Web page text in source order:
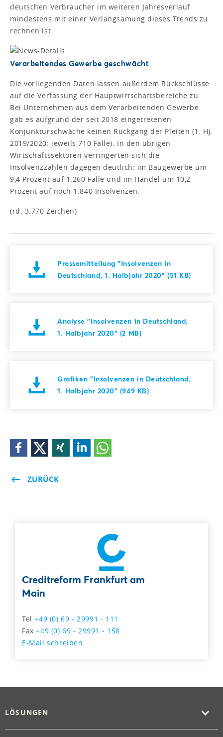
deutschen Verbraucher im weiteren Jahresverlauf
mindestens mit einer Verlangsamung dieses Trends zu
rechnen ist.
Verarbeitendes Gewerbe geschwächt
Die vorliegenden Daten lassen außerdem Rückschlüsse
auf die Verfassung der Hauptwirtschaftsbereiche zu:
Bei Unternehmen aus dem Verarbeitenden Gewerbe
gab es aufgrund der seit 2018 eingetretenen
Konjunkturschwäche keinen Rückgang der Pleiten (1. Hj.
2019/2020: jeweils 710 Fälle). In den übrigen
Wirtschaftssektoren verringerten sich die
Insolvenzzahlen dagegen deutlich: im Baugewerbe um
9,4 Prozent auf 1.260 Fälle und im Handel um 10,2
Prozent auf noch 1.840 Insolvenzen.
(rd. 3.770 Zeichen)
Pressemitteilung "Insolvenzen in
Deutschland, 1. Halbjahr 2020" (51 KB)
Analyse "Insolvenzen in Deutschland,
1. Halbjahr 2020" (2 MB)
Grafiken "Insolvenzen in Deutschland,
1. Halbjahr 2020" (949 KB)
ZURÜCK
Creditreform Frankfurt am
Main
Tel+49 (0) 69 - 29991 - 111
Fax+49 (0) 69 - 29991 - 158
E-Mail schreiben
LÖSUNGEN